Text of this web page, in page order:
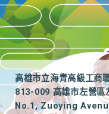
高雄市立海青高級工商
813-009 高雄市左營區
No.1, Zuoying